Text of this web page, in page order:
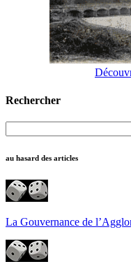
Rechercher
au hasard des articles
La Gouvernance de